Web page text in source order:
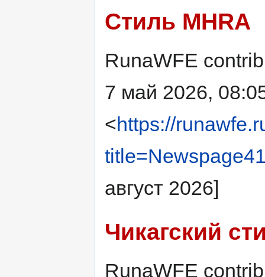
Стиль MHRA
RunaWFE
7 май 2026,
<https://
август 2026]
Чикагский
RunaWFE